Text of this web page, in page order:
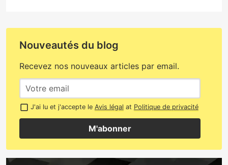
Nouveautés du blog
Recevez nos nouveaux articles par email.
J'ai lu et j'accepte le Avis légal at Politique de privacité
M'abonner